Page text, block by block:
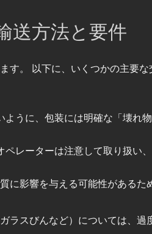
送方法と要件
。 以下に、いくつかの主要な
うに、包装には明確な「壊れ
レーターは注意して取り扱い
影響を与える可能性がある
スびんなど）については、